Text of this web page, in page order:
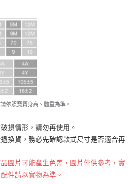
依照寶寶身高、體重為準。
損情形，請勿再使用。
換貨，務必先確認款式尺寸是否適合再
圖片可能產生色差，圖片僅供參考，實
件請以實物為準。